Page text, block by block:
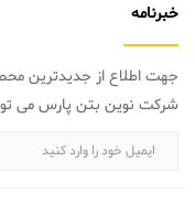
خبرنامه
جهت اطلاع از جدیدترین
شرکت نوین بتن پارس می